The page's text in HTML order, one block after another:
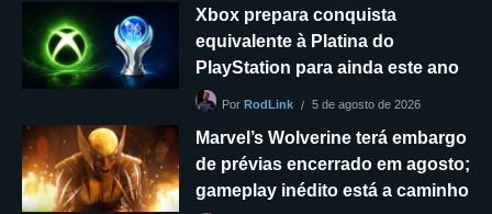
Xbox prepara conquista
equivalente à Platina do
PlayStation para ainda este ano
Por RodLink 5 de agosto de 2026
Marvel’s Wolverine terá embargo
de prévias encerrado em agosto;
gameplay inédito está a caminho